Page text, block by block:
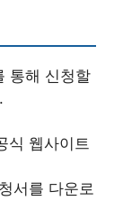
통해 신청할
식 웹사이트
서를 다운로